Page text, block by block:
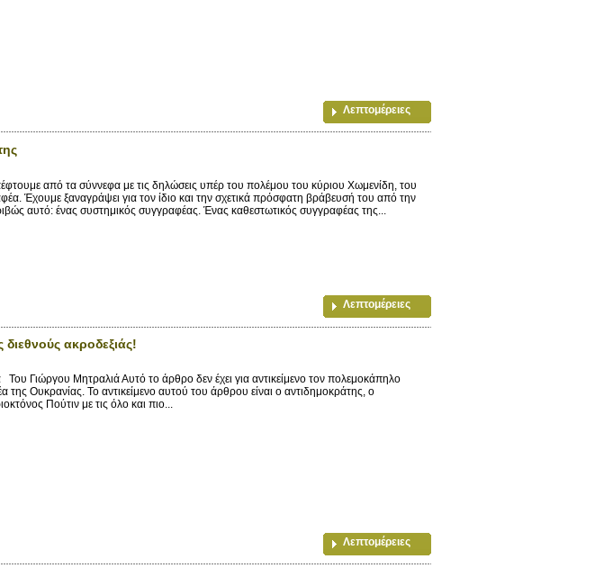
Λεπτομέρειες
από τα σύννεφα με τις δηλώσεις υπέρ του πολέμου του κύριου Χωμενίδη, του
Έχουμε ξαναγράψει για τον ίδιο και την σχετικά πρόσφατη βράβευσή του από την
αυτό: ένας συστημικός συγγραφέας. Ένας καθεστωτικός συγγραφέας της...
Λεπτομέρειες
διεθνούς ακροδεξιάς!
Του Γιώργου Μητραλιά Αυτό το άρθρο δεν έχει για αντικείμενο τον πολεμοκάπηλο
της Ουκρανίας. Το αντικείμενο αυτού του άρθρου είναι ο αντιδημοκράτης, ο
Πούτιν με τις όλο και πιο...
Λεπτομέρειες